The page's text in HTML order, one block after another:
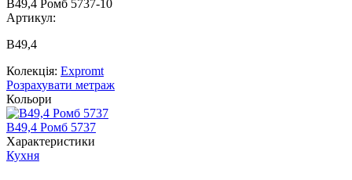
В49,4 Ромб 5737-10
Артикул:
В49,4
Колекція: Expromt
Розрахувати метраж
Кольори
В49,4 Ромб 5737
Характеристики
Кухня